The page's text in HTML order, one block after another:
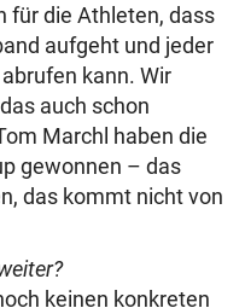
für die Athleten, dass
aufgeht und jeder
kann. Wir
auch schon
Marchl haben die
gewonnen – das
das kommt nicht von
keinen konkreten